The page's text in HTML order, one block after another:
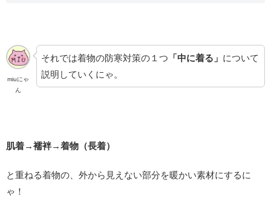
miuにゃ
ん
それでは着物の防寒対策の１つ 「中に着る」 について
説明していくにゃ。
肌着→襦袢→着物（長着）
と重ねる着物の、外から見えない部分を暖かい素材にするに
ゃ！